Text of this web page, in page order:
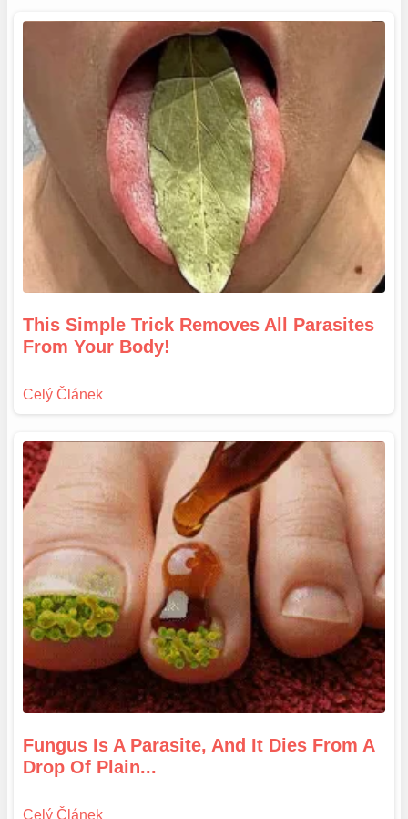
This Simple Trick Removes All Parasites
From Your Body!
Fungus Is A Parasite, And It Dies From A
Drop Of Plain...